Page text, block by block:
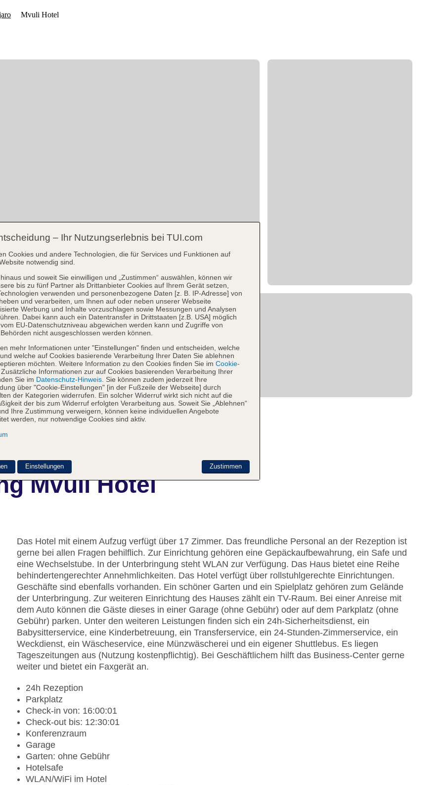
Mvuli Hotel
Das Hotel mit einem Aufzug verfügt über 17 Zimmer. Das freundliche Personal an der Rezeption ist
gerne bei allen Fragen behilflich. Zur Einrichtung gehören eine Gepäckaufbewahrung, ein Safe und
eine Wechselstube. In der Unterbringung steht WLAN zur Verfügung. Das Haus bietet eine Reihe
behindertengerechter Annehmlichkeiten. Das Hotel verfügt über rollstuhlgerechte Einrichtungen.
Geschäfte sind ebenfalls vorhanden. Ein schöner Garten und ein Spielplatz gehören zum Gelände
der Unterbringung. Zur weiteren Einrichtung des Hauses zählt ein TV-Raum. Bei einer Anreise mit
dem Auto können die Gäste dieses in einer Garage (ohne Gebühr) oder auf dem Parkplatz (ohne
Gebühr) parken. Unter den weiteren Leistungen finden sich ein 24h-Sicherheitsdienst, ein
Babysitterservice, eine Kinderbetreuung, ein Transferservice, ein 24-Stunden-Zimmerservice, ein
Weckdienst, ein Wäscheservice, eine Münzwäscherei und ein eigener Shuttlebus. Es liegen
Tageszeitungen aus (Nutzung kostenpflichtig). Bei Geschäftlichem hilft das Business-Center gerne
weiter und bietet ein Faxgerät an.
24h Rezeption
Parkplatz
Check-in von: 16:00:01
Check-out bis: 12:30:01
Konferenzraum
Garage
Garten: ohne Gebühr
Hotelsafe
WLAN/WiFi im Hotel
– Ihr Nutzungserlebnis bei TUI.com
Cookies und andere Technologien, die für Services und Funktionen auf
notwendig sind.
und soweit Sie einwilligen und „Zustimmen“ auswählen, können wir
bis zu fünf Partner als Drittanbieter Cookies auf Ihrem Gerät setzen,
verwenden und personenbezogene Daten [z. B. IP-Adresse] von
und verarbeiten, um Ihnen auf oder neben unserer Webseite
Werbung und Inhalte vorzuschlagen sowie Messungen und Analysen
Dabei kann auch ein Datentransfer in Drittstaaten [z.B. USA] möglich
EU-Datenschutzniveau abgewichen werden kann und Zugriffe von
nicht ausgeschlossen werden können.
mehr Informationen unter "Einstellungen" finden und entscheiden, welche
welche auf Cookies basierende Verarbeitung Ihrer Daten Sie ablehnen
möchten. Weitere Information zu den Cookies finden Sie im Cookie-
. Zusätzliche Informationen zur auf Cookies basierenden Verarbeitung Ihrer
Sie im Datenschutz-Hinweis . Sie können zudem jederzeit Ihre
über "Cookie-Einstellungen" [in der Fußzeile der Webseite] durch
der Kategorien widerrufen. Ein solcher Widerruf wirkt sich nicht auf die
der bis zum Widerruf erfolgten Verarbeitung aus. Soweit Sie „Ablehnen“
Ihre Zustimmung verweigern, können keine individuellen Angebote
werden, nur notwendige Cookies sind aktiv.
Zustimmen
Einstellungen